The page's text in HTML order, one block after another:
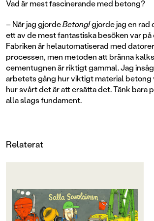
Vad är mest fascinerande med betong?
– När jag gjordeBetong!gjorde jag en rad
ett av de mest fantastiska besöken var
Fabriken är helautomatiserad med
processen, men metoden att bränna
cementugnen är riktigt gammal. Jag
arbetets gång hur viktigt material betong
hur svårt det är att ersätta det. Tänk bara
alla slags fundament.
Relaterat
OM BOKEN
Vad är betong och vad används det